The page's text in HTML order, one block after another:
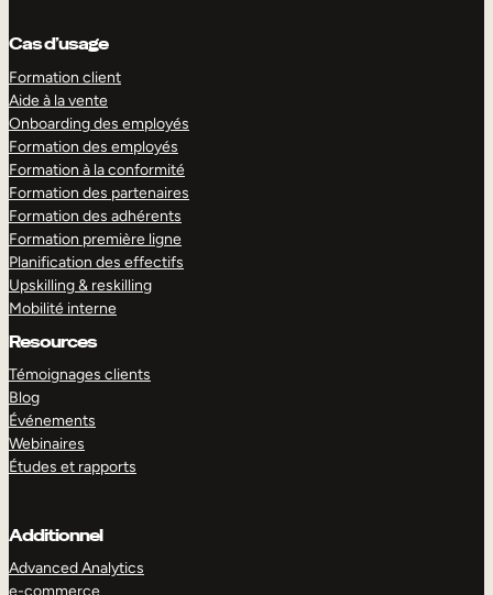
Cas d’usage
Formation client
Aide à la vente
Onboarding des employés
Formation des employés
Formation à la conformité
Formation des partenaires
Formation des adhérents
Formation première ligne
Planification des effectifs
Upskilling & reskilling
Mobilité interne
Resources
Témoignages clients
Blog
Événements
Webinaires
Études et rapports
Additionnel
Advanced Analytics